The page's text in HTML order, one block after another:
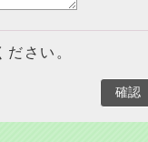
さい。
確認